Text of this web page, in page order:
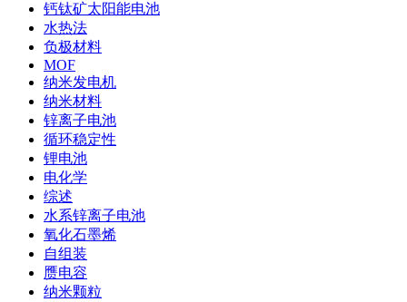
钙钛矿太阳能电池
水热法
负极材料
MOF
纳米发电机
纳米材料
锌离子电池
循环稳定性
锂电池
电化学
综述
水系锌离子电池
氧化石墨烯
自组装
赝电容
纳米颗粒